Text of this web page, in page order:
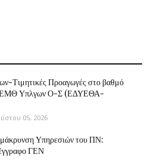
Τιμητικές Προαγωγές στο βαθμό
ΕΜΘ Υπλγων Ο-Σ (ΕΔΥΕΘΑ-
05, 2026
Υπηρεσιών του ΠΝ:
ΓΕΝ